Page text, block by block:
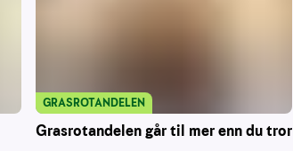
Grasrotandelen går til mer enn du tror
GRASROTANDELEN